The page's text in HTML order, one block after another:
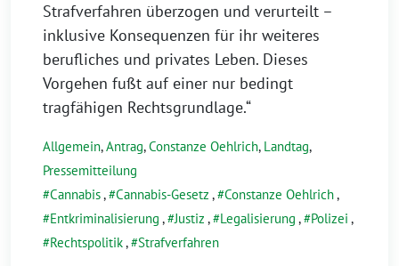
Strafverfahren überzogen und verurteilt –
inklusive Konsequenzen für ihr weiteres
berufliches und privates Leben. Dieses
Vorgehen fußt auf einer nur bedingt
tragfähigen Rechtsgrundlage.“
Allgemein,Antrag,Constanze Oehlrich, Landtag,
Pressemitteilung
Cannabis, Cannabis-Gesetz , Constanze Oehlrich,
Entkriminalisierung , Justiz , Legalisierung , Polizei ,
Rechtspolitik, Strafverfahren